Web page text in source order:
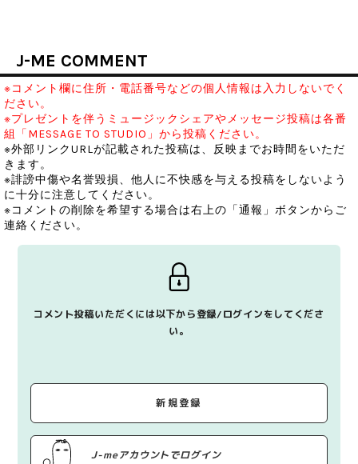
J-ME COMMENT
※コメント欄に住所・電話番号などの個人情報は入力しないでく
ださい。
※プレゼントを伴うミュージックシェアやメッセージ投稿は各番
組「MESSAGE TO STUDIO」から投稿ください。
※外部リンクURLが記載された投稿は、反映までお時間をいただ
きます。
※誹謗中傷や名誉毀損、他人に不快感を与える投稿をしないよう
に十分に注意してください。
※コメントの削除を希望する場合は右上の「通報」ボタンからご
連絡ください。
コメント投稿いただくには以下から登録/ログインをしてくださ
い。
新規登録
J-meアカウントでログイン